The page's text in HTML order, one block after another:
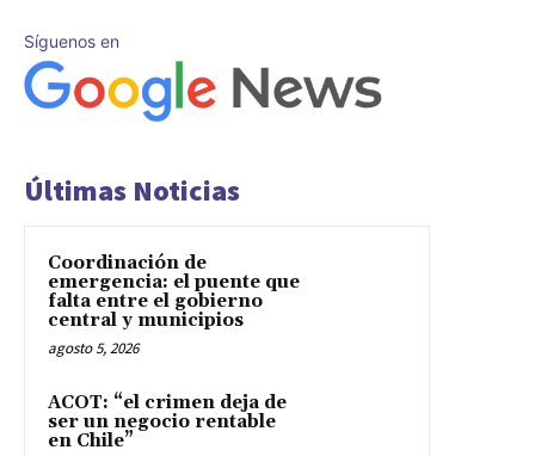
Síguenos en
Últimas Noticias
Coordinación de
emergencia: el puente que
falta entre el gobierno
central y municipios
agosto 5, 2026
ACOT: “el crimen deja de
ser un negocio rentable
en Chile”